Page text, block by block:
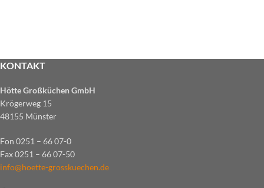
KONTAKT
Hötte Großküchen GmbH
Krögerweg 15
48155 Münster
Fon 0251 – 66 07-0
Fax 0251 – 66 07-50
info@hoette-grosskuechen.de